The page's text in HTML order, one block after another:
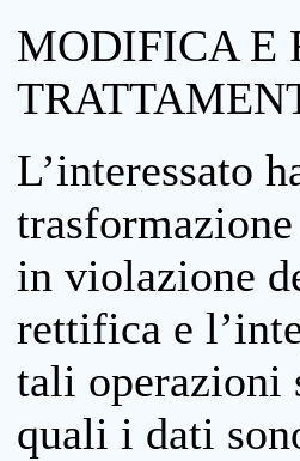
MODIFICA E
L’interessato
in violazione
rettifica e
tali operazioni
quali i dati